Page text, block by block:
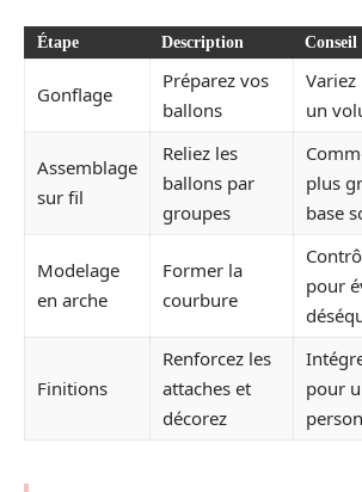
Étape Description
Gonflage
Préparez vos
ballons
un
Assemblage
sur fil
Reliez les
ballons par
groupes
plus
base
Modelage
en arche
Former la
courbure
pour
Finitions
Renforcez les
attaches et
décorez
pour